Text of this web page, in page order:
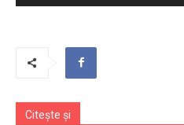
Citește și